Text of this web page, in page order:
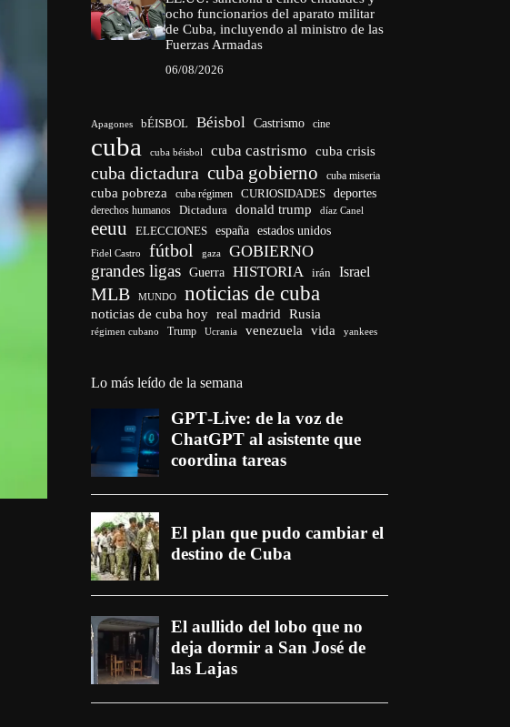
ocho funcionarios del aparato militar
de Cuba, incluyendo al ministro de las
Fuerzas Armadas
06/08/2026
Apagones bÉISBOL Béisbol Castrismo cine
cuba cuba béisbol cuba castrismo cuba crisis
cuba dictadura cuba gobierno cuba miseria
cuba pobreza cuba régimen CURIOSIDADES deportes
derechos humanos Dictadura donald trump díaz Canel
eeuu ELECCIONES españa estados unidos
Fidel Castro fútbol gaza GOBIERNO
grandes ligas Guerra HISTORIA irán Israel
MLB MUNDO noticias de cuba
noticias de cuba hoy real madrid Rusia
régimen cubano Trump Ucrania venezuela vida yankees
Lo más leído de la semana